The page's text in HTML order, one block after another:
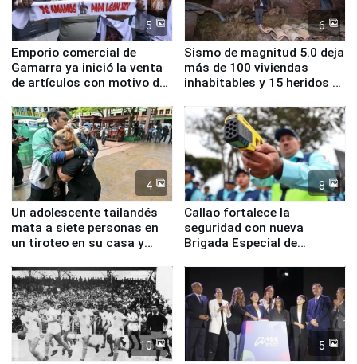
5
Emporio comercial de
Gamarra ya inició la venta
de artículos con motivo de
6
Sismo de magnitud 5.0 deja
más de 100 viviendas
inhabitables y 15 heridos en
4
Un adolescente tailandés
mata a siete personas en
un tiroteo en su casa y
8
Callao fortalece la
seguridad con nueva
Brigada Especial de
equipamiento para
Serenazgo
10 5